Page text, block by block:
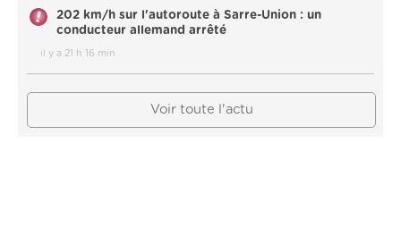
202 km/h sur l'autoroute à Sarre-Union : un
conducteur allemand arrêté
il y a 21 h 16 min
Voir toute l'actu